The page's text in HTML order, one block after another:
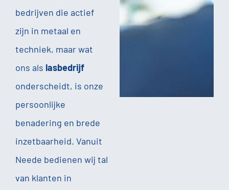
bedrijven die actief
zijn in metaal en
techniek, maar wat
ons als lasbedrijf
onderscheidt, is onze
persoonlijke
benadering en brede
inzetbaarheid. Vanuit
Neede bedienen wij tal
van klanten in